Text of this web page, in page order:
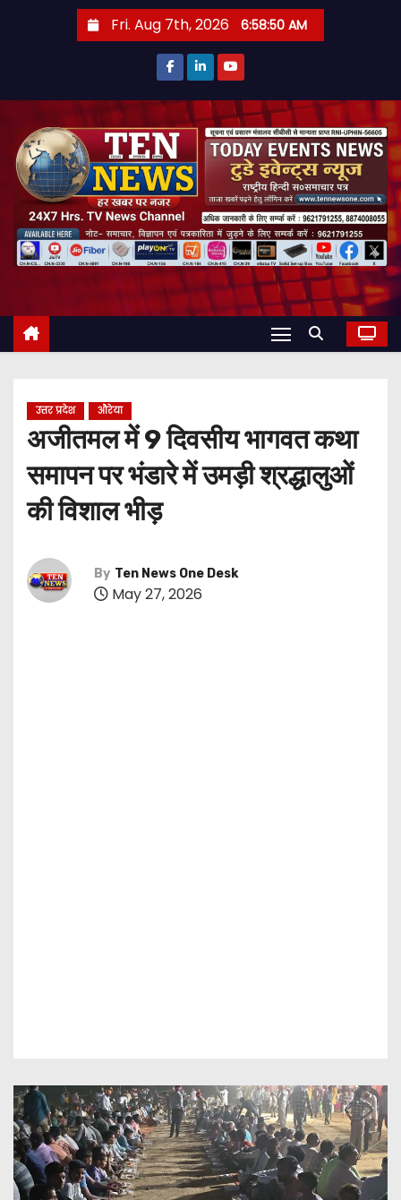
t
Fri. Aug 7th, 2026 6:58:52 AM
उत्तर प्रदेश औरेया
अजीतमल में 9 दिवसीय भागवत कथा
समापन पर भंडारे में उमड़ी श्रद्धालुओं
की विशाल भीड़
By Ten News One Desk
May 27, 2026